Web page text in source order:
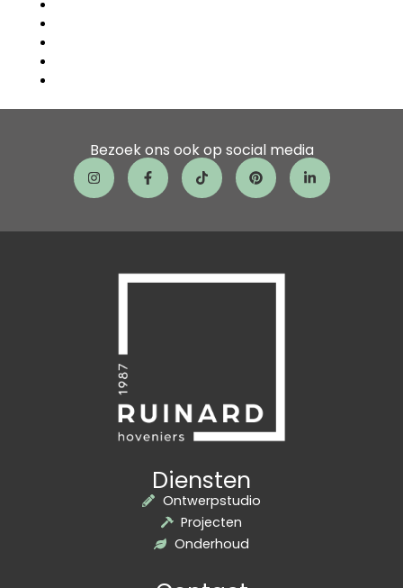
Bezoek ons ook op social media
Diensten
Ontwerpstudio
Projecten
Onderhoud